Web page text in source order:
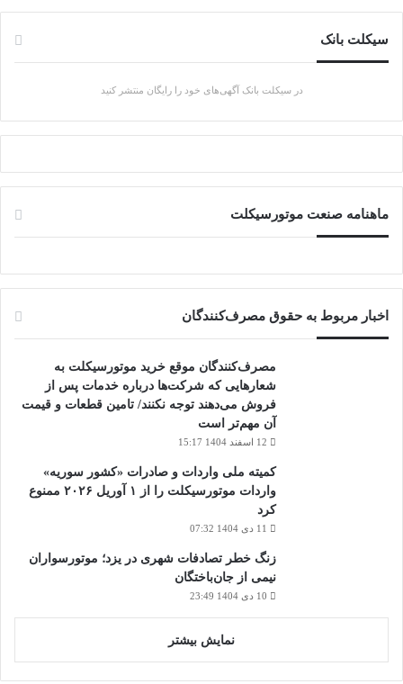
سیکلت بانک
در سیکلت بانک آگهی‌های خود را رایگان منتشر کنید
ماهنامه صنعت موتورسیکلت
اخبار مربوط به حقوق مصرف‌کنندگان
مصرف‌کنندگان موقع خرید موتورسیکلت به
شعارهایی که شرکت‌ها درباره خدمات پس از
فروش می‌دهند توجه نکنند/ تامین قطعات و قیمت
آن مهم‌تر است
12 اسفند 1404 15:17
کمیته ملی واردات و صادرات «کشور سوریه»
واردات موتورسیکلت را از ۱ آوریل ۲۰۲۶ ممنوع
کرد
11 دی 1404 07:32
زنگ خطر تصادفات شهری در یزد؛ موتورسواران
نیمی از جان‌باختگان
10 دی 1404 23:49
نمایش بیشتر